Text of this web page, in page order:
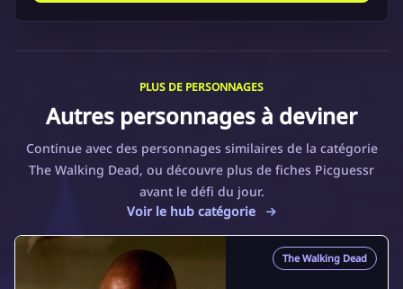
PLUS DE PERSONNAGES
Autres personnages à deviner
Continue avec des personnages similaires de la catégorie
The Walking Dead, ou découvre plus de fiches Picguessr
avant le défi du jour.
Voir le hub catégorie
The Walking Dead